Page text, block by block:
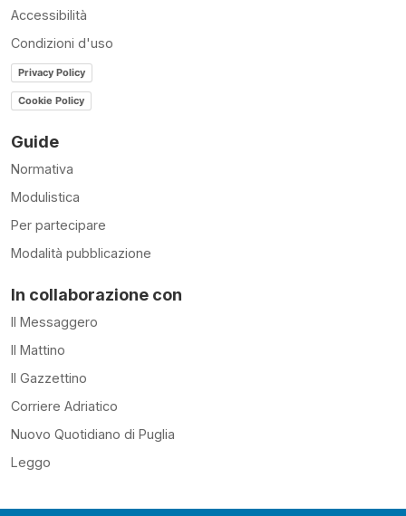
Accessibilità
Condizioni d'uso
Privacy Policy
Cookie Policy
Guide
Normativa
Modulistica
Per partecipare
Modalità pubblicazione
In collaborazione con
Il Messaggero
Il Mattino
Il Gazzettino
Corriere Adriatico
Nuovo Quotidiano di Puglia
Leggo